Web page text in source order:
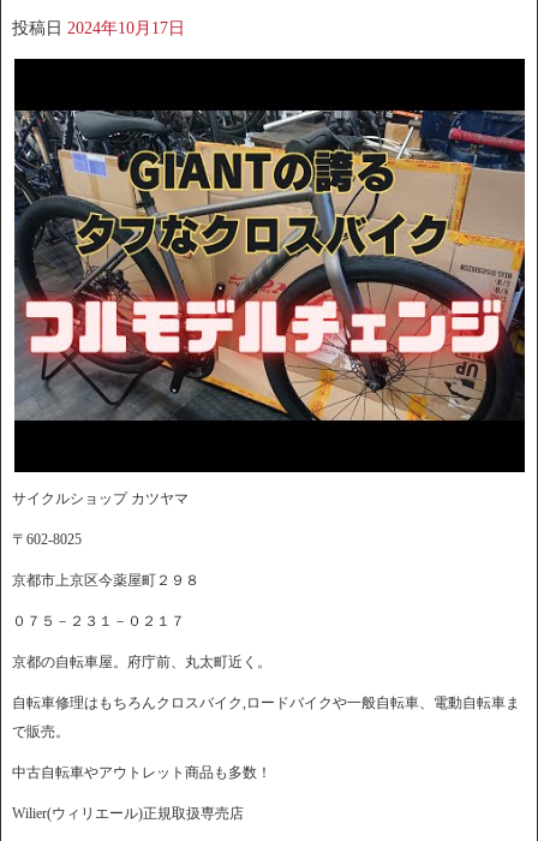
投稿日 2024年10月17日
サイクルショップ カツヤマ
〒602-8025
京都市上京区今薬屋町２９８
０７５－２３１－０２１７
京都の自転車屋。府庁前、丸太町近く。
自転車修理はもちろんクロスバイク,ロードバイクや一般自転車、電動自転車ま
で販売。
中古自転車やアウトレット商品も多数！
Wilier(ウィリエール)正規取扱専売店